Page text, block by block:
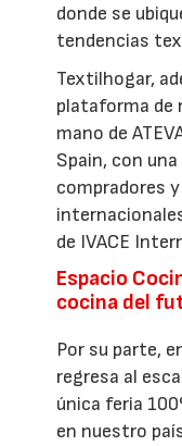
donde se
tendencias
Textilhogar,
plataforma de
mano de
Spain, con
compradores
de IVACE
Espacio
cocina del
Por su parte,
regresa al
única feria
en nuestro